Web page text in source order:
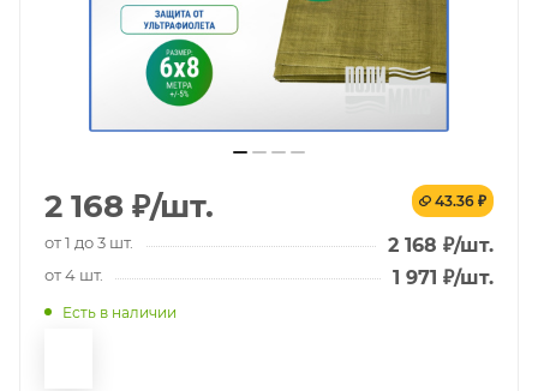
2 168 ₽/шт. 43.36 ₽
от 1 до 3 шт. 2 168 ₽/шт.
от 4 шт. 1 971 ₽/шт.
Есть в наличии